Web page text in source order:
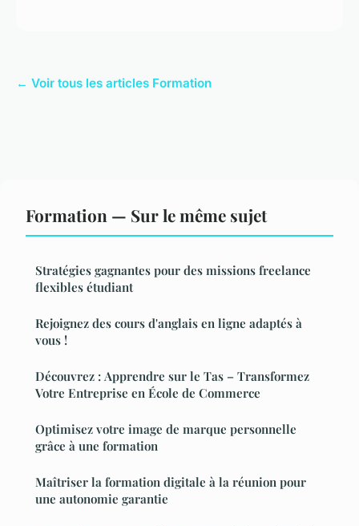
← Voir tous les articles Formation
Formation — Sur le même sujet
Stratégies gagnantes pour des missions freelance
flexibles étudiant
Rejoignez des cours d'anglais en ligne adaptés à
vous !
Découvrez : Apprendre sur le Tas – Transformez
Votre Entreprise en École de Commerce
Optimisez votre image de marque personnelle
grâce à une formation
Maîtriser la formation digitale à la réunion pour
une autonomie garantie